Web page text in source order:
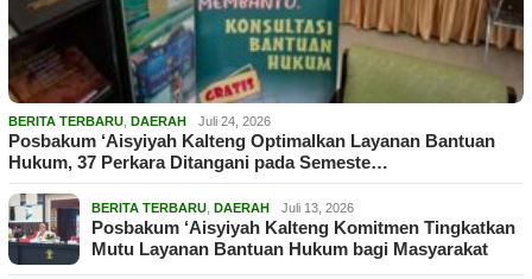
BERITA TERBARU DAERAH Juli 24, 2026
Posbakum ‘Aisyiyah Kalteng Optimalkan Layanan Bantuan
Hukum, 37 Perkara Ditangani pada Semeste…
BERITA TERBARU DAERAH Juli 13, 2026
Posbakum ‘Aisyiyah Kalteng Komitmen Tingkatkan
Mutu Layanan Bantuan Hukum bagi Masyarakat